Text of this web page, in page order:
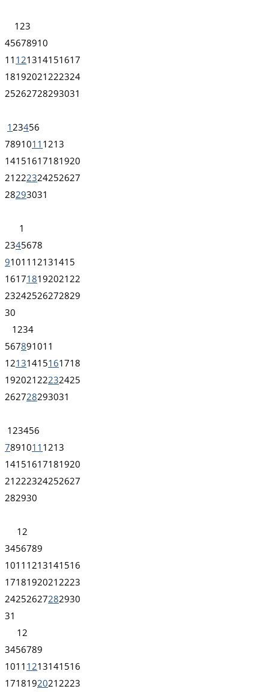
1 23
45678910
11 121314151617
18192021 222324
25262728293031
1 23456
7891011 1213
14151617181920
21 222324252627
28293031
1
2345678
91011 12131415
161718192021 22
23242526272829
30
1 234
567891011
12131415161718
192021 22232425
262728293031
1 23456
7891011 1213
14151617181920
21 222324252627
282930
1 2
3456789
1011 1213141516
1718192021 2223
24252627282930
31
1 2
3456789
1011 1213141516
1718192021 2223